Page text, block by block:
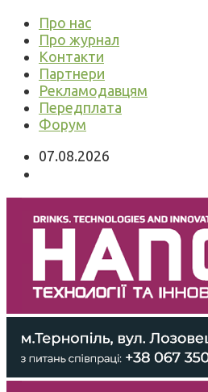
Про нас
Про журнал
Контакти
Партнери
Рекламодавцям
Передплата
Форум
07.08.2026